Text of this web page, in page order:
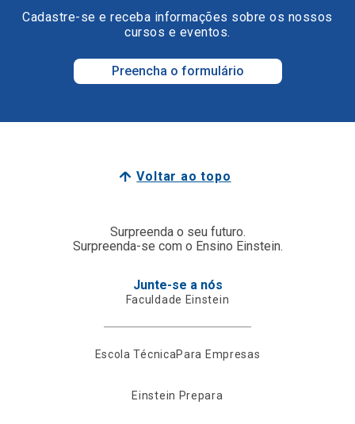
Cadastre-se e receba informações sobre os nossos
cursos e eventos.
Preencha o formulário
Voltar ao topo
Surpreenda o seu futuro.
Surpreenda-se com o Ensino Einstein.
Junte-se a nós
Faculdade Einstein
Escola TécnicaPara Empresas
Einstein Prepara